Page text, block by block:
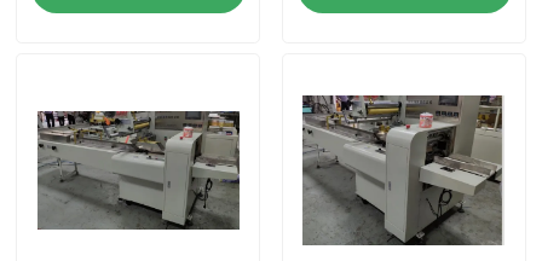
Kontrol Kualitas
Hubungi Kami